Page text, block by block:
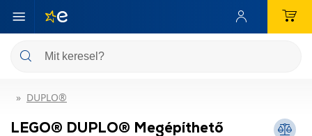
DUPLO®
LEGO® DUPLO® Megépíthető